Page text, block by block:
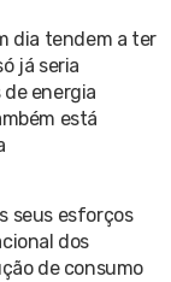
dia tendem a ter
já seria
energia
está
seus esforços
dos
de consumo